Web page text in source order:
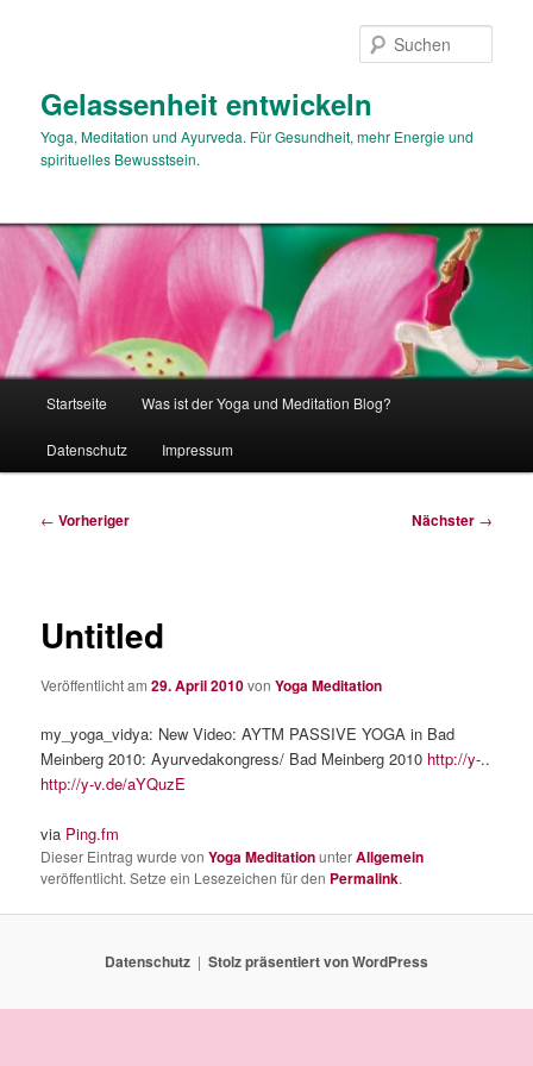
Gelassenheit entwickeln
Yoga, Meditation und Ayurveda. Für Gesundheit, mehr Energie und
spirituelles Bewusstsein.
Startseite Was ist der Yoga und Meditation Blog?
Datenschutz Impressum
Beitragsnavigation
← Vorheriger Nächster →
Untitled
Veröffentlicht am29. April 2010vonYoga Meditation
my_yoga_vidya: New Video: AYTM PASSIVE YOGA in Bad
Meinberg 2010: Ayurvedakongress/ Bad Meinberg 2010 http://y-..
http://y-v.de/aYQuzE
via Ping.fm
Dieser Eintrag wurde vonYoga MeditationunterAllgemein
veröffentlicht. Setze ein Lesezeichen für den Permalink.
Datenschutz Stolz präsentiert von WordPress